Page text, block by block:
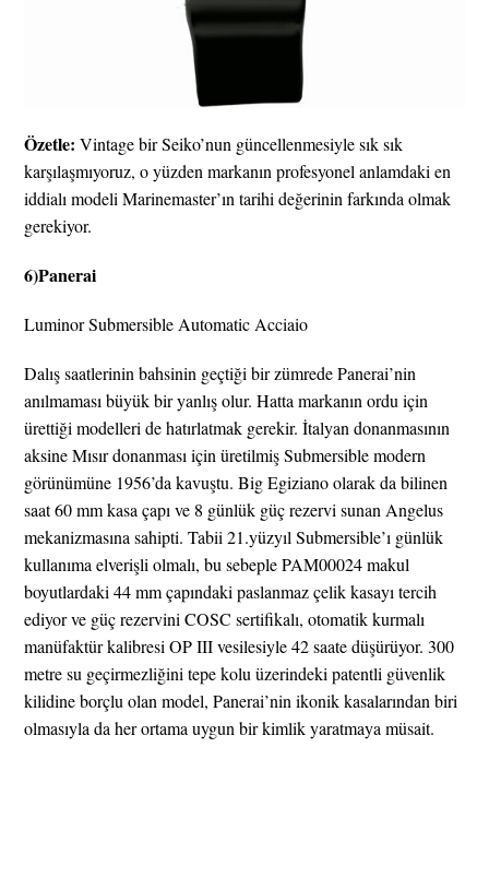
Özetle:Vintage bir Seiko’nun güncellenmesiyle sık sık
karşılaşmıyoruz, o yüzden markanın profesyonel anlamdaki en
iddialı modeli Marinemaster’ın tarihi değerinin farkında olmak
gerekiyor.
6)Panerai
Luminor Submersible Automatic Acciaio
Dalış saatlerinin bahsinin geçtiği bir zümrede Panerai’nin
anılmaması büyük bir yanlış olur. Hatta markanın ordu için
ürettiği modelleri de hatırlatmak gerekir. İtalyan donanmasının
aksine Mısır donanması için üretilmiş Submersible modern
görünümüne 1956’da kavuştu. Big Egiziano olarak da bilinen
saat 60 mm kasa çapı ve 8 günlük güç rezervi sunan Angelus
mekanizmasına sahipti. Tabii 21.yüzyıl Submersible’ı günlük
kullanıma elverişli olmalı, bu sebeple PAM00024 makul
boyutlardaki 44 mm çapındaki paslanmaz çelik kasayı tercih
ediyor ve güç rezervini COSC sertifikalı, otomatik kurmalı
manüfaktür kalibresi OP III vesilesiyle 42 saate düşürüyor. 300
metre su geçirmezliğini tepe kolu üzerindeki patentli güvenlik
kilidine borçlu olan model, Panerai’nin ikonik kasalarından biri
olmasıyla da her ortama uygun bir kimlik yaratmaya müsait.